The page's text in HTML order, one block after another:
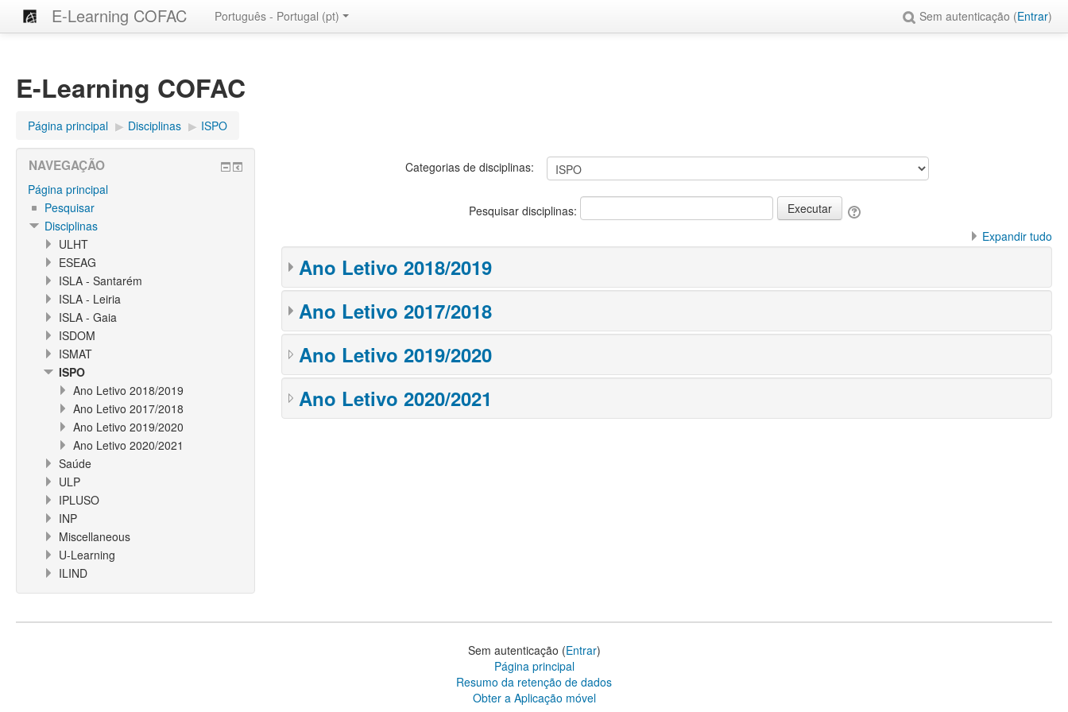
E-Learning COFAC Sem autenticação (Entrar)
Português - Portugal ‎(pt)‎
E-Learning COFAC
Página principal ▶︎ Disciplinas ▶︎ ISPO
Categorias de disciplinas:
Pesquisar disciplinas:
Expandir tudo
Ano Letivo 2018/2019
Ano Letivo 2017/2018
Ano Letivo 2019/2020
Ano Letivo 2020/2021
NAVEGAÇÃO
Página principal
Pesquisar
Disciplinas
ULHT
ESEAG
ISLA - Santarém
ISLA - Leiria
ISLA - Gaia
ISDOM
ISMAT
ISPO
Ano Letivo 2018/2019
Ano Letivo 2017/2018
Ano Letivo 2019/2020
Ano Letivo 2020/2021
Saúde
ULP
IPLUSO
INP
Miscellaneous
U-Learning
ILIND
Sem autenticação (Entrar)
Página principal
Resumo da retenção de dados
Obter a Aplicação móvel